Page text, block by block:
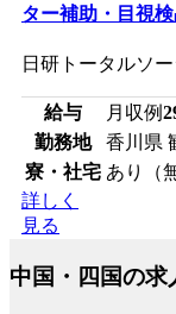
ター補助・目視
日研トータルソ
給与 月収例
勤務地
香川県
寮・社宅 あり（
詳しく
見る
中国・四国の求